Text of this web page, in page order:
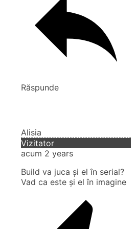
Răspunde
Alisia
Vizitator
acum 2 years
Build va juca și el în serial?
Vad ca este și el în imagine